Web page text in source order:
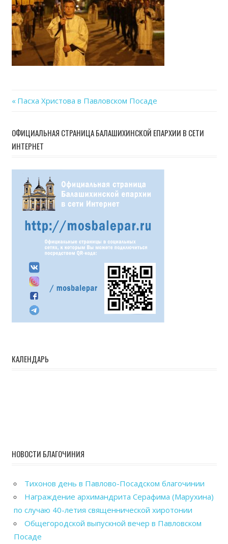
по
записям
Previous
Пасха Христова в Павловском Посаде
ОФИЦИАЛЬНАЯ СТРАНИЦА БАЛАШИХИНСКОЙ ЕПАРХИИ В СЕТИ
ИНТЕРНЕТ
КАЛЕНДАРЬ
НОВОСТИ БЛАГОЧИНИЯ
Тихонов день в Павлово-Посадском благочинии
Награждение архимандрита Серафима (Марухина)
по случаю 40-летия священнической хиротонии
Общегородской выпускной вечер в Павловском
Посаде